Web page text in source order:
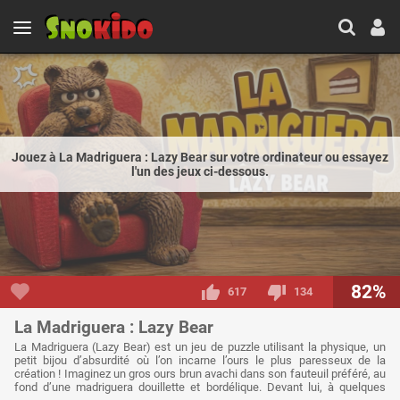
Jouez à La Madriguera : Lazy Bear sur votre ordinateur ou essayez
l'un des jeux ci-dessous.
617 134 82%
La Madriguera : Lazy Bear
La Madriguera (Lazy Bear) est un jeu de puzzle utilisant la physique, un
petit bijou d’absurdité où l’on incarne l’ours le plus paresseux de la
création ! Imaginez un gros ours brun avachi dans son fauteuil préféré, au
fond d’une madriguera douillette et bordélique. Devant lui, à quelques